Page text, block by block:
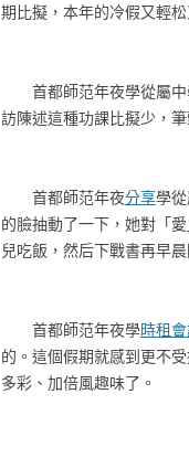
期比擬，本年的冷假又輕
首都師范年夜學從屬中
訪陳述這種功課比擬少，
首都師范年夜分享學
的臉抽動了一下，她對「
兒吃飯，然后下戰書再早
首都師范年夜學時租
的。這個假期就感到更不
多彩、加倍風趣味了。